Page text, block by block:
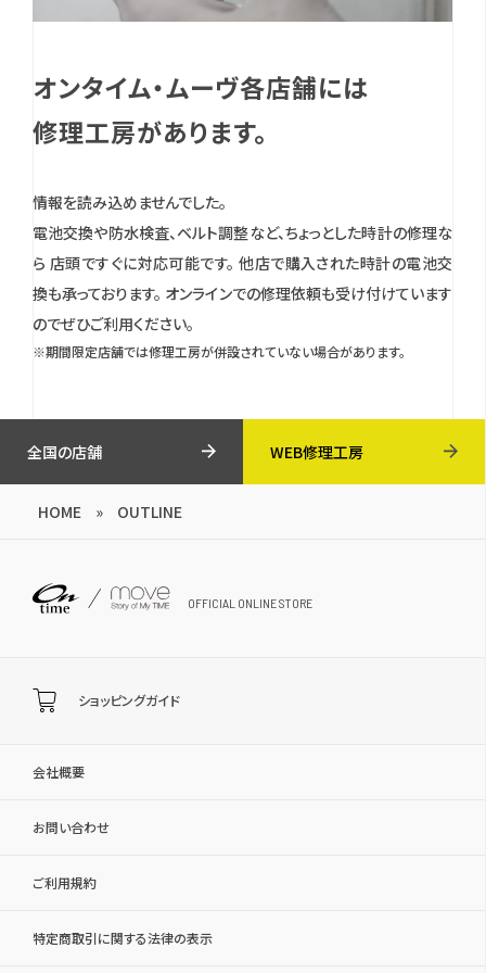
オンタイム・ムーヴ各店舗には
修理工房があります。
情報を読み込めませんでした。
電池交換や防水検査、ベルト調整など、ちょっとした時計の修理な
ら 店頭ですぐに対応可能です。 他店で購入された時計の電池交
換も承っております。 オンラインでの修理依頼も受け付けています
のでぜひご利用ください。
※期間限定店舗では修理工房が併設されていない場合があります。
全国の店舗 WEB修理工房
HOME » OUTLINE
OFFICIAL ONLINE STORE
会社概要
お問い合わせ
ご利用規約
特定商取引に関する法律の表示
ショッピングガイド